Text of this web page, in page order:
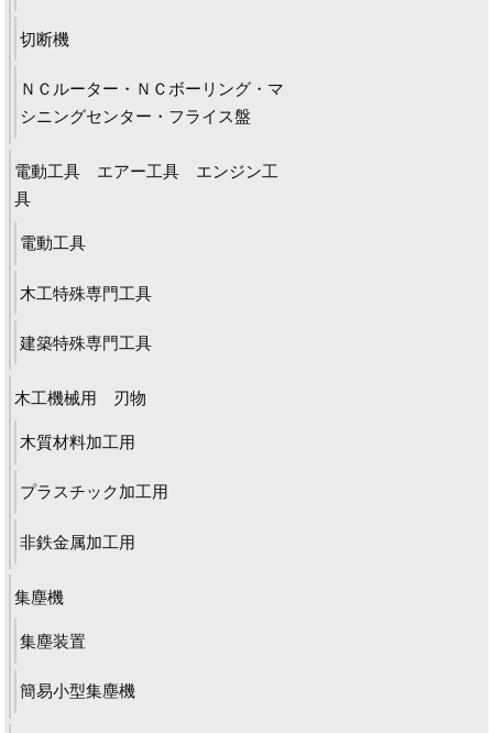
切断機
ＮＣルーター・ＮＣボーリング・マ
シニングセンター・フライス盤
電動工具 エアー工具 エンジン工
具
電動工具
木工特殊専門工具
建築特殊専門工具
木工機械用 刃物
木質材料加工用
プラスチック加工用
非鉄金属加工用
集塵機
集塵装置
簡易小型集塵機